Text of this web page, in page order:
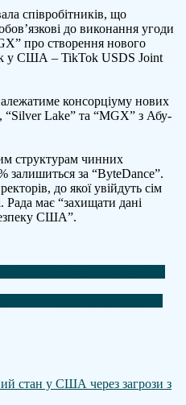
співробітників, що
до виконання угоди
про створення нового
у США – TikTok USDS Joint
консорціуму нових
“Silver Lake” та “MGX” з Абу-
структурам чинних
залишиться за “ByteDance”.
до якої увійдуть сім
Рада має “захищати дані
США”.